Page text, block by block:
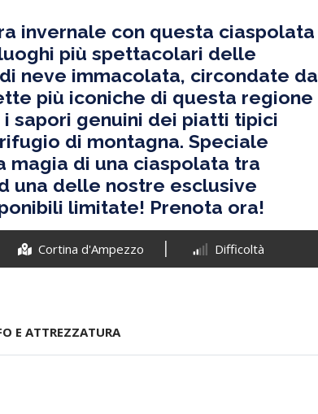
invernale con questa ciaspolata
più spettacolari delle
neve immacolata, circondate da
più iconiche di questa regione
sapori genuini dei piatti tipici
di montagna. Speciale
magia di una ciaspolata tra
una delle nostre esclusive
limitate! Prenota ora!
Cortina d'Ampezzo Difficoltà
E ATTREZZATURA